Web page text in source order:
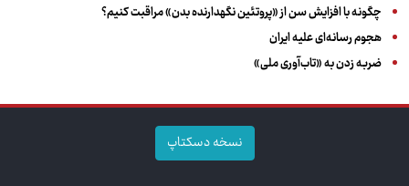
چگونه با افزایش سن از «پروتئین نگهدارنده بدن» مراقبت کنیم؟
هجوم رسانه‌ای علیه ایران
ضربه زدن به «تاب‌آوری ملی»
نسخه دسکتاپ